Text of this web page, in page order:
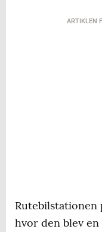
ARTIKLEN
Rutebilstationen
hvor den blev